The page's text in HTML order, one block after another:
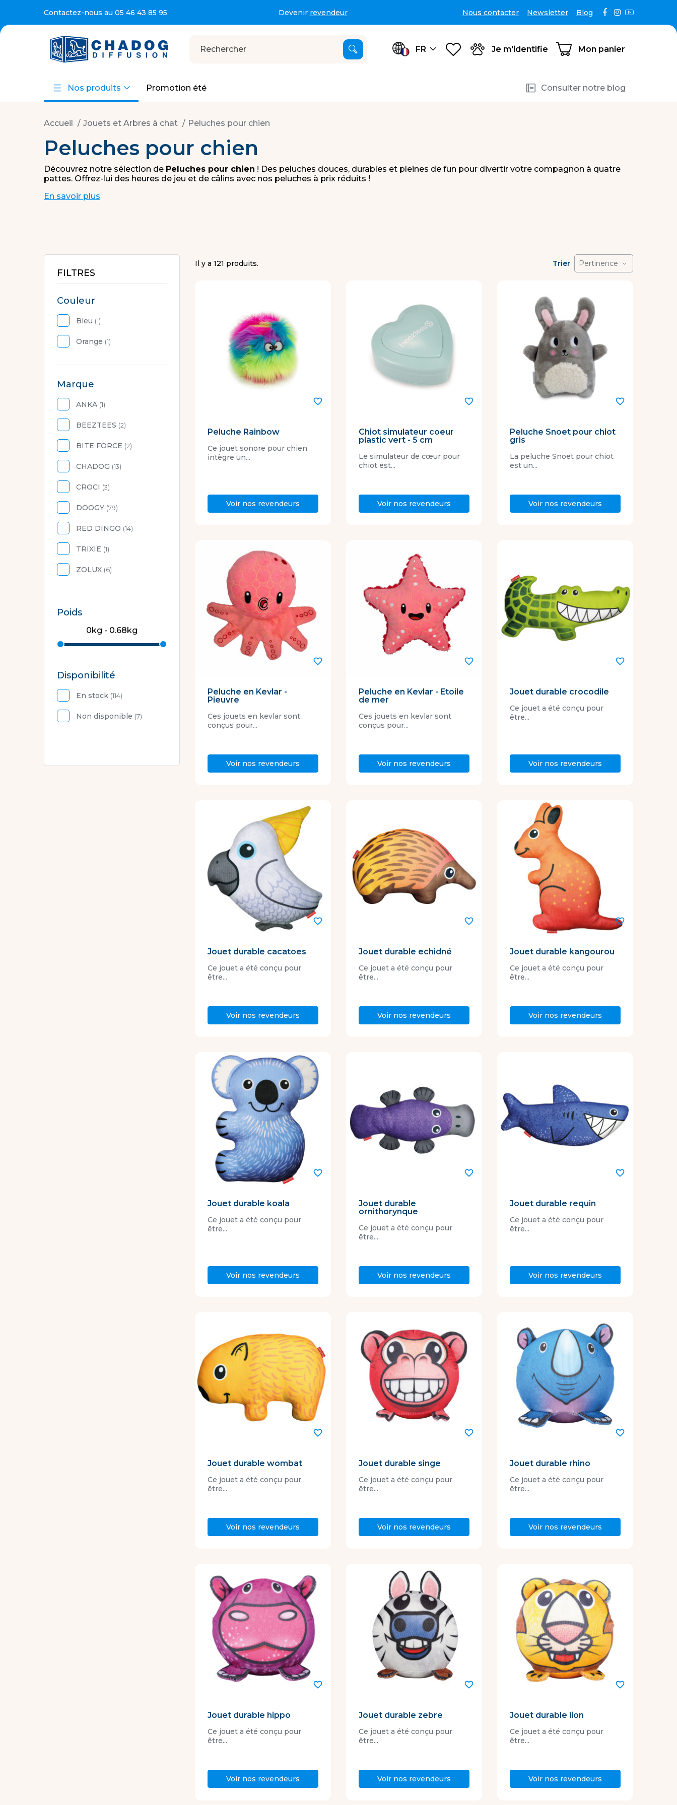
Contactez-nous au 05 46 43 85 95
dès 69€ HT d’achat Devenir revendeur Livraison offerte dès 69€ HT d’achat revendeur
Nous contacter Newsletter Blog
FR Je m'identifie Mon panier
Nos produits Promotion été Consulter notre blog
Accueil Jouets et Arbres à chat Peluches pour chien
Peluches pour chien
Découvrez notre sélection de Peluches pour chien ! Des peluches douces, durables et pleines de fun pour divertir votre compagnon à quatre
pattes. Offrez-lui des heures de jeu et de câlins avec nos peluches à prix réduits !
En savoir plus
FILTRES
Couleur
Bleu (1)
Orange (1)
Marque
ANKA (1)
BEEZTEES (2)
BITE FORCE (2)
CHADOG (13)
CROCI (3)
DOOGY (79)
RED DINGO (14)
TRIXIE (1)
ZOLUX (6)
Poids
0kg - 0.68kg
Disponibilité
En stock (114)
Non disponible (7)
Il y a 121 produits. Trier Pertinence
favorite_border
Peluche Rainbow
Ce jouet sonore pour chien
intègre un...
Voir nos revendeurs
favorite_border
Chiot simulateur coeur
plastic vert - 5 cm
Le simulateur de cœur pour
chiot est...
Voir nos revendeurs
favorite_border
Peluche Snoet pour chiot
gris
La peluche Snoet pour chiot
est un...
Voir nos revendeurs
favorite_border
Peluche en Kevlar -
Pieuvre
Ces jouets en kevlar sont
conçus pour...
Voir nos revendeurs
favorite_border
Peluche en Kevlar - Etoile
de mer
Ces jouets en kevlar sont
conçus pour...
Voir nos revendeurs
favorite_border
Jouet durable crocodile
Ce jouet a été conçu pour
être...
Voir nos revendeurs
favorite_border
Jouet durable cacatoes
Ce jouet a été conçu pour
être...
Voir nos revendeurs
favorite_border
Jouet durable echidné
Ce jouet a été conçu pour
être...
Voir nos revendeurs
favorite_border
Jouet durable kangourou
Ce jouet a été conçu pour
être...
Voir nos revendeurs
favorite_border
Jouet durable koala
Ce jouet a été conçu pour
être...
Voir nos revendeurs
favorite_border
Jouet durable
ornithorynque
Ce jouet a été conçu pour
être...
Voir nos revendeurs
favorite_border
Jouet durable requin
Ce jouet a été conçu pour
être...
Voir nos revendeurs
favorite_border
Jouet durable wombat
Ce jouet a été conçu pour
être...
Voir nos revendeurs
favorite_border
Jouet durable singe
Ce jouet a été conçu pour
être...
Voir nos revendeurs
favorite_border
Jouet durable rhino
Ce jouet a été conçu pour
être...
Voir nos revendeurs
favorite_border
Jouet durable hippo
Ce jouet a été conçu pour
être...
Voir nos revendeurs
favorite_border
Jouet durable zebre
Ce jouet a été conçu pour
être...
Voir nos revendeurs
favorite_border
Jouet durable lion
Ce jouet a été conçu pour
être...
Voir nos revendeurs